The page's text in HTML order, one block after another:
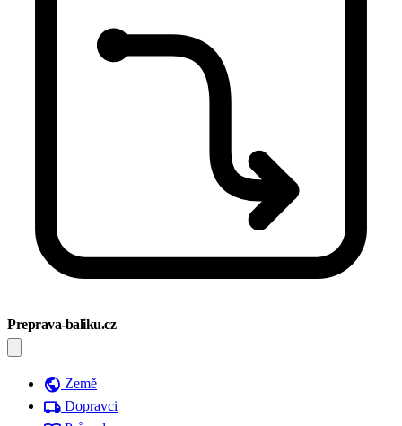
Preprava-baliku.cz
public Země
local_shipping Dopravci